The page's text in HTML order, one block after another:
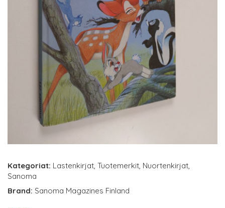
Kategoriat: Lastenkirjat, Tuotemerkit, Nuortenkirjat,
Sanoma
Brand: Sanoma Magazines Finland